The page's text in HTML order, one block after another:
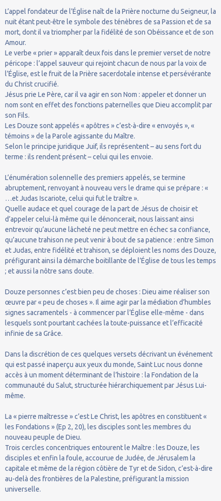
L’appel fondateur de l’Église naît de la Prière nocturne du Seigneur, la
nuit étant peut-être le symbole des ténèbres de sa Passion et de sa
mort, dont il va triompher par la fidélité de son Obéissance et de son
Amour.
Le verbe « prier » apparaît deux fois dans le premier verset de notre
péricope : l’appel sauveur qui rejoint chacun de nous par la voix de
l’Église, est le fruit de la Prière sacerdotale intense et persévérante
du Christ crucifié.
Jésus prie Le Père, car il va agir en son Nom : appeler et donner un
nom sont en effet des fonctions paternelles que Dieu accomplit par
son Fils.
Les Douze sont appelés « apôtres » c’est-à-dire « envoyés », «
témoins » de la Parole agissante du Maître.
Selon le principe juridique Juif, ils représentent – au sens fort du
terme : ils rendent présent – celui qui les envoie.
L’énumération solennelle des premiers appelés, se termine
abruptement, renvoyant à nouveau vers le drame qui se prépare : «
…et Judas Iscariote, celui qui fut le traître ».
Quelle audace et quel courage de la part de Jésus de choisir et
d’appeler celui-là même qui le dénoncerait, nous laissant ainsi
entrevoir qu’aucune lâcheté ne peut mettre en échec sa confiance,
qu’aucune trahison ne peut venir à bout de sa patience : entre Simon
et Judas, entre fidélité et trahison, se déploient les noms des Douze,
préfigurant ainsi la démarche boitillante de l’Église de tous les temps
; et aussi la nôtre sans doute.
Douze personnes c’est bien peu de choses : Dieu aime réaliser son
œuvre par « peu de choses ». Il aime agir par la médiation d’humbles
signes sacramentels - à commencer par l’Église elle-même - dans
lesquels sont pourtant cachées la toute-puissance et l’efficacité
infinie de sa Grâce.
Dans la discrétion de ces quelques versets décrivant un événement
qui est passé inaperçu aux yeux du monde, Saint Luc nous donne
accès à un moment déterminant de l’histoire : la Fondation de la
communauté du Salut, structurée hiérarchiquement par Jésus Lui-
même.
La « pierre maîtresse » c’est Le Christ, les apôtres en constituent «
les Fondations » (Ep 2, 20), les disciples sont les membres du
nouveau peuple de Dieu.
Trois cercles concentriques entourent le Maître : les Douze, les
disciples et enfin la foule, accourue de Judée, de Jérusalem la
capitale et même de la région côtière de Tyr et de Sidon, c’est-à-dire
au-delà des frontières de la Palestine, préfigurant la mission
universelle.